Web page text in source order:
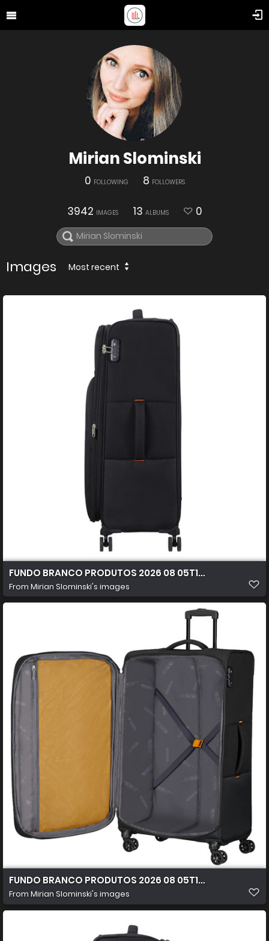
Mirian Slominski
0 FOLLOWING 8 FOLLOWERS
3942 IMAGES 13 ALBUMS 0
Images Most recent
FUNDO BRANCO PRODUTOS 2026 08 05T103054.011
From Mirian Slominski's images
FUNDO BRANCO PRODUTOS 2026 08 05T103032.019
From Mirian Slominski's images